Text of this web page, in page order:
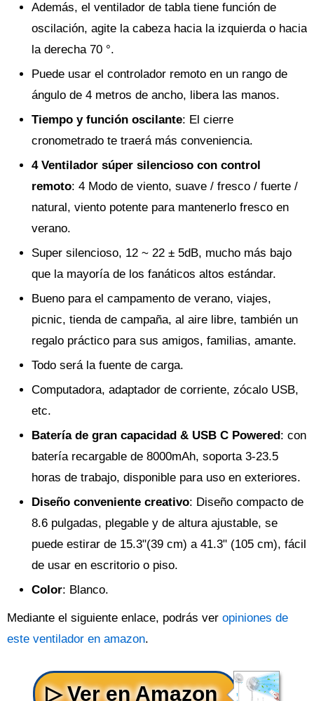
Además, el ventilador de tabla tiene función de
oscilación, agite la cabeza hacia la izquierda o hacia
la derecha 70 °.
Puede usar el controlador remoto en un rango de
ángulo de 4 metros de ancho, libera las manos.
Tiempo y función oscilante: El cierre
cronometrado te traerá más conveniencia.
4 Ventilador súper silencioso con control
remoto: 4 Modo de viento, suave / fresco / fuerte /
natural, viento potente para mantenerlo fresco en
verano.
Super silencioso, 12 ~ 22 ± 5dB, mucho más bajo
que la mayoría de los fanáticos altos estándar.
Bueno para el campamento de verano, viajes,
picnic, tienda de campaña, al aire libre, también un
regalo práctico para sus amigos, familias, amante.
Todo será la fuente de carga.
Computadora, adaptador de corriente, zócalo USB,
etc.
Batería de gran capacidad & USB C Powered: con
batería recargable de 8000mAh, soporta 3-23.5
horas de trabajo, disponible para uso en exteriores.
Diseño conveniente creativo: Diseño compacto de
8.6 pulgadas, plegable y de altura ajustable, se
puede estirar de 15.3"(39 cm) a 41.3" (105 cm), fácil
de usar en escritorio o piso.
Color: Blanco.
Mediante el siguiente enlace, podrás ver opiniones de
este ventilador en amazon.